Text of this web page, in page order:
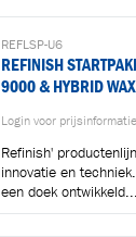
REFLSP-U6
REFINISH
9000 & HYBRID
Login voor prijsinformatie
Refinish'
innovatie en
een doek ontwikkeld...